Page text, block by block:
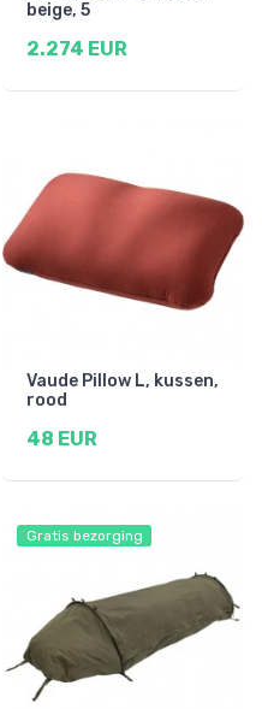
beige, 5
2.274 EUR
Vaude Pillow L, kussen,
rood
48 EUR
Gratis bezorging